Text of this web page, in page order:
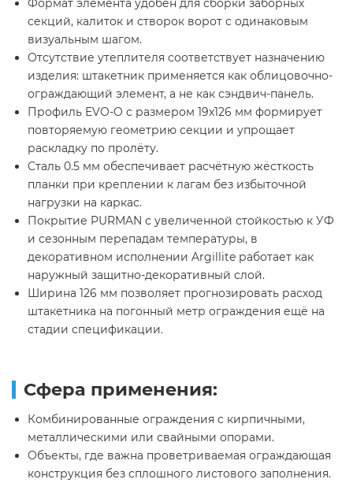
секций, калиток и створок ворот с одинаковым
визуальным шагом.
Отсутствие утеплителя соответствует назначению
изделия: штакетник применяется как облицовочно-
ограждающий элемент, а не как сэндвич-панель.
Профиль EVO-O с размером 19х126 мм формирует
повторяемую геометрию секции и упрощает
раскладку по пролёту.
Сталь 0.5 мм обеспечивает расчётную жёсткость
планки при креплении к лагам без избыточной
нагрузки на каркас.
Покрытие PURMAN с увеличенной стойкостью к УФ
и сезонным перепадам температуры, в
декоративном исполнении Argillite работает как
наружный защитно-декоративный слой.
Ширина 126 мм позволяет прогнозировать расход
штакетника на погонный метр ограждения ещё на
стадии спецификации.
Сфера применения:
Комбинированные ограждения с кирпичными,
металлическими или свайными опорами.
Объекты, где важна проветриваемая ограждающая
конструкция без сплошного листового заполнения.